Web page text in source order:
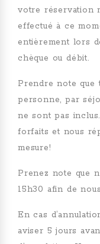
votre réservation
effectué à ce
entièrement lors
chèque ou débit.
Prendre note
personne, par
ne sont pas
forfaits et nous
mesure!
Prenez note que
15h30 afin de
En cas
aviser 5 jours